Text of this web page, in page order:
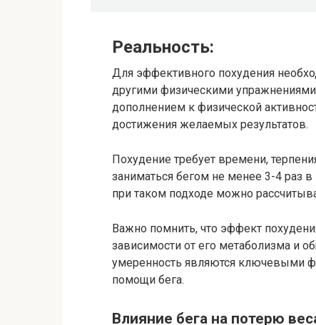
Реальность:
Для эффективного похудения
другими физическими
дополнением к физической
достижения желаемых результатов.
Похудение требует времени,
заниматься бегом не менее 3-4 раз
при таком подходе можно
Важно помнить, что эффект
зависимости от его метаболизма и
умеренность являются ключевыми
помощи бега.
Влияние бега на потерю